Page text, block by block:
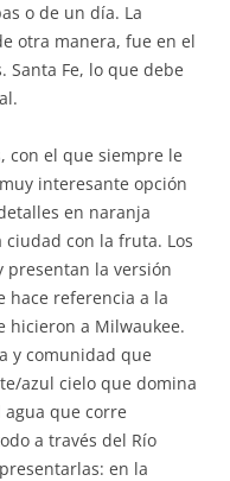
o de un día. La
otra manera, fue en el
Santa Fe, lo que debe
con el que siempre le
interesante opción
en naranja
con la fruta. Los
presentan la versión
hace referencia a la
hicieron a Milwaukee.
y comunidad que
azul cielo que domina
que corre
a través del Río
en la